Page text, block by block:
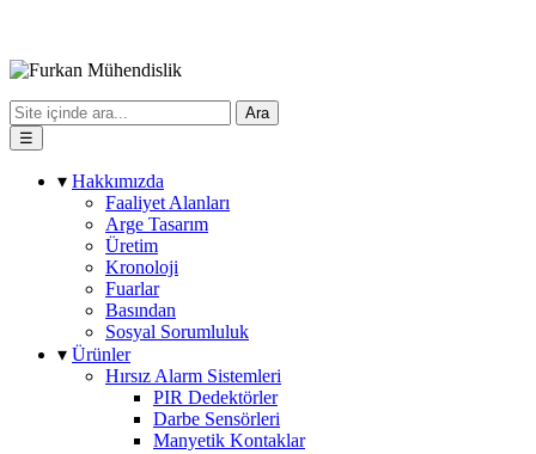
Ara
☰
▾ Hakkımızda
Faaliyet Alanları
Arge Tasarım
Üretim
Kronoloji
Fuarlar
Basından
Sosyal Sorumluluk
▾ Ürünler
Hırsız Alarm Sistemleri
PIR Dedektörler
Darbe Sensörleri
Manyetik Kontaklar